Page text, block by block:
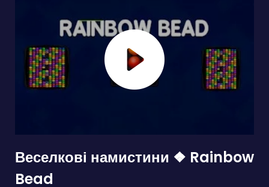
Веселкові намистини ❖ Rainbow
Bead